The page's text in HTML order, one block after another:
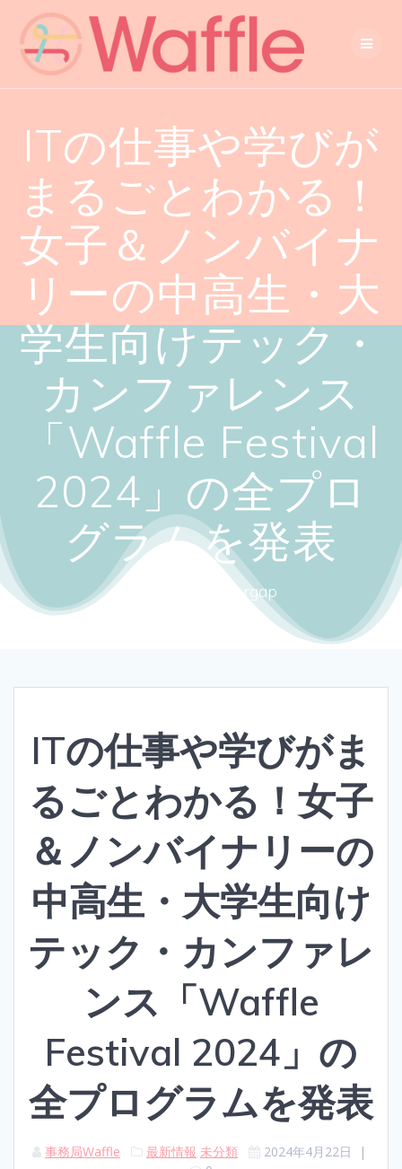
ITの仕事や学びが
まるごとわかる！
女子＆ノンバイナ
リーの中高生・大
学生向けテック・
カンファレンス
「Waffle Festival
2024」の全プロ
グラムを発表
Close the gendergap
ITの仕事や学びがま
るごとわかる！女子
＆ノンバイナリーの
中高生・大学生向け
テック・カンファレ
ンス「Waffle
Festival 2024」の
全プログラムを発表
事務局Waffle 最新情報 未分類 2024年4月22日
|